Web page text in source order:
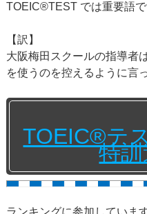
TOEIC®TEST では重要語で
【訳】
大阪梅田スクールの指導者
を使うのを控えるように言
TOEIC®テ
特